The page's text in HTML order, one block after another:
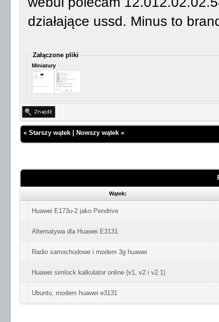
działające ussd. Minus to
Załączone pliki
Miniatury
« Starszy wątek Nowszy wątek »
Wątek:
Huawei E173u-2 jako Pendrive
Alternatywa dla Huawei E3131
Radio samochodowe i modem 3g huawei
Huawei simlock kalkulator online (v1, v2 i v2.1)
Ubuntu, modem huawei e3131